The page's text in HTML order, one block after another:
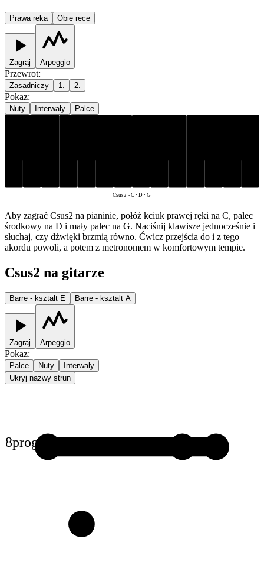
Prawa reka Obie rece
Zagraj Arpeggio
Przewrot:
Zasadniczy 1. 2.
Pokaz:
Nuty Interwaly Palce
Csus2 -C · D · G
Aby zagrać Csus2 na pianinie, połóż kciuk prawej ręki na C, palec
środkowy na D i mały palec na G. Naciśnij klawisze jednocześnie i
słuchaj, czy dźwięki brzmią równo. Ćwicz przejścia do i z tego
akordu powoli, a potem z metronomem w komfortowym tempie.
Csus2 na gitarze
Barre - ksztalt E Barre - ksztalt A
Zagraj Arpeggio
Pokaz:
Palce Nuty
Interwaly
Ukryj nazwy strun
8prog